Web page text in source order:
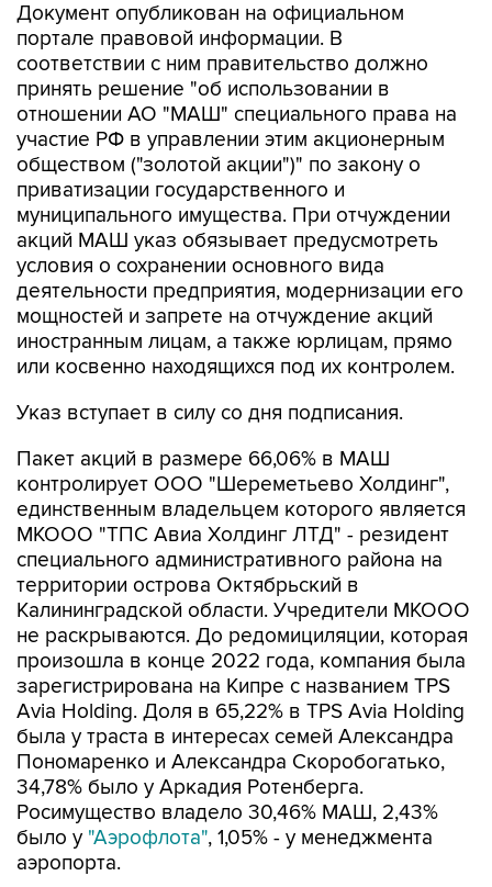
Документ опубликован на официальном
портале правовой информации. В
соответствии с ним правительство должно
принять решение "об использовании в
отношении АО "МАШ" специального права на
участие РФ в управлении этим акционерным
обществом ("золотой акции")" по закону о
приватизации государственного и
муниципального имущества. При отчуждении
акций МАШ указ обязывает предусмотреть
условия о сохранении основного вида
деятельности предприятия, модернизации его
мощностей и запрете на отчуждение акций
иностранным лицам, а также юрлицам, прямо
или косвенно находящихся под их контролем.
Указ вступает в силу со дня подписания.
Пакет акций в размере 66,06% в МАШ
контролирует ООО "Шереметьево Холдинг",
единственным владельцем которого является
МКООО "ТПС Авиа Холдинг ЛТД" - резидент
специального административного района на
территории острова Октябрьский в
Калининградской области. Учредители МКООО
не раскрываются. До редомициляции, которая
произошла в конце 2022 года, компания была
зарегистрирована на Кипре с названием TPS
Avia Holding. Доля в 65,22% в TPS Avia Holding
была у траста в интересах семей Александра
Пономаренко и Александра Скоробогатько,
34,78% было у Аркадия Ротенберга.
Росимущество владело 30,46% МАШ, 2,43%
было у "Аэрофлота", 1,05% - у менеджмента
аэропорта.